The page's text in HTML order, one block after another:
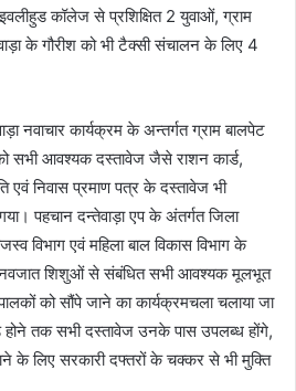
कॉलेज से प्रशिक्षित 2 युवाओं, ग्राम
के गौरीश को भी टैक्सी संचालन के लिए 4
नवाचार कार्यक्रम के अन्तर्गत ग्राम बालपेट
सभी आवश्यक दस्तावेज जैसे राशन कार्ड,
एवं निवास प्रमाण पत्र के दस्तावेज भी
पहचान दन्तेवाड़ा एप के अंतर्गत जिला
विभाग एवं महिला बाल विकास विभाग के
शिशुओं से संबंधित सभी आवश्यक मूलभूत
को सौंपे जाने का कार्यक्रमचला चलाया जा
तक सभी दस्तावेज उनके पास उपलब्ध होंगे,
के लिए सरकारी दफ्तरों के चक्कर से भी मुक्ति